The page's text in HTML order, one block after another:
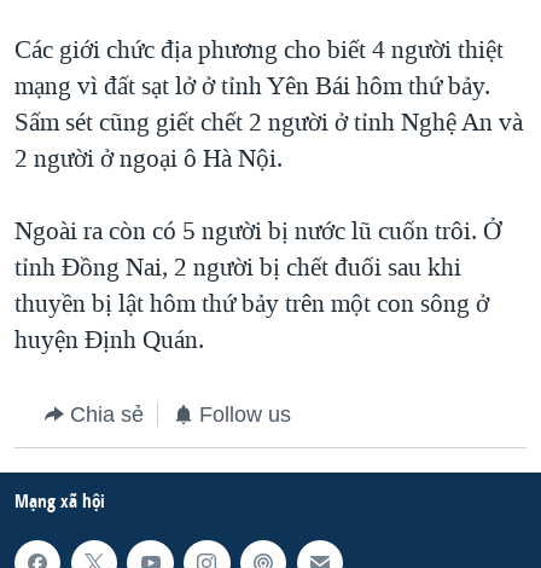
VĂN HOÁ
THỂ THAO
GROUND ZERO – XƯA VÀ NAY
CHI PHÍ CHIẾN TRANH AFGHANISTAN
CÁC GIÁ TRỊ CỘNG HÒA Ở VIỆT NAM
TRỊNH VĨNH BÌNH VS. CHÍNH PHỦ VIỆT NAM
NGƯ DÂN VIỆT VÀ LÀN SÓNG TRỘM HẢI SÂM
BÊN KIA QUỐC LỘ: TIẾNG VỌNG TỪ NÔNG THÔN MỸ
Ngôn ngữ khác
Các giới chức địa phương cho biết 4 người thiệt
mạng vì đất sạt lở ở tỉnh Yên Bái hôm thứ bảy.
Sấm sét cũng giết chết 2 người ở tỉnh Nghệ An và
2 người ở ngoại ô Hà Nội.
Ngoài ra còn có 5 người bị nước lũ cuốn trôi. Ở
tỉnh Đồng Nai, 2 người bị chết đuối sau khi
thuyền bị lật hôm thứ bảy trên một con sông ở
huyện Định Quán.
Chia sẻ Follow us
Mạng xã hội